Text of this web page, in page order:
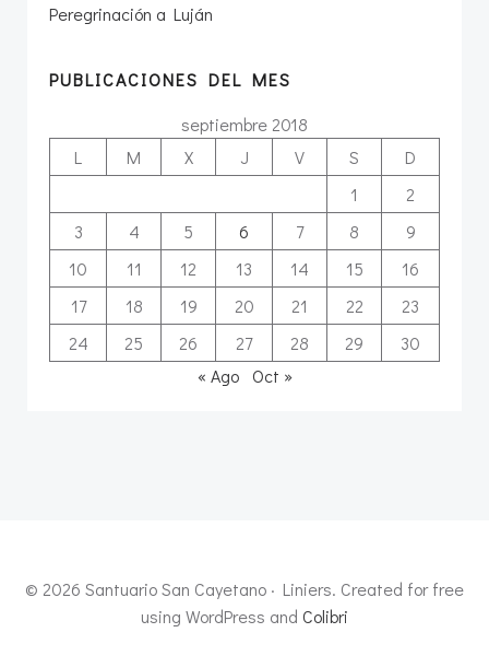
Peregrinación a Luján
PUBLICACIONES DEL MES
septiembre 2018
L
M X J V S
D
1
2
3
4 5 6 7 8
9
10
11 12 13 14 15
16
17
18 19 20 21 22
23
24
25 26 27 28 29
30
« Ago Oct »
© 2026 Santuario San Cayetano · Liniers. Created for free
using WordPress and Colibri